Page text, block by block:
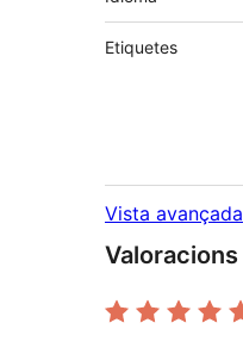
Etiquetes
Vista avançada
Valoracions